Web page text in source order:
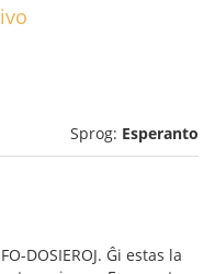
Sprog: Esperanto
DOSIEROJ. Ĝi estas la